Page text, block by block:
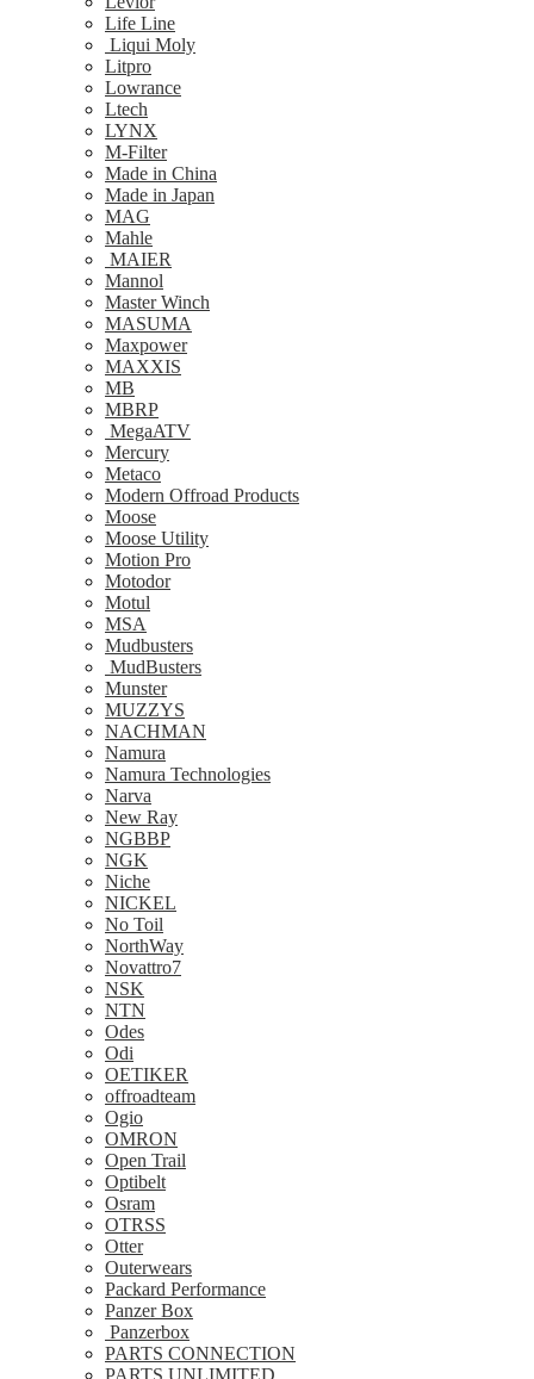
Life Line
Liqui Moly
Litpro
Lowrance
Ltech
LYNX
M-Filter
Made in China
Made in Japan
MAG
Mahle
MAIER
Mannol
Master Winch
MASUMA
Maxpower
MAXXIS
MB
MBRP
MegaATV
Mercury
Metaco
Modern Offroad Products
Moose
Moose Utility
Motion Pro
Motodor
Motul
MSA
Mudbusters
MudBusters
Munster
MUZZYS
NACHMAN
Namura
Namura Technologies
Narva
New Ray
NGBBP
NGK
Niche
NICKEL
No Toil
NorthWay
Novattro7
NSK
NTN
Odes
Odi
OETIKER
offroadteam
Ogio
OMRON
Open Trail
Optibelt
Osram
OTRSS
Otter
Outerwears
Packard Performance
Panzer Box
Panzerbox
PARTS CONNECTION
PARTS UNLIMITED